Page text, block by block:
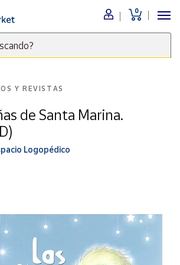
0
Y REVISTAS
de Santa Marina.
Logopédico